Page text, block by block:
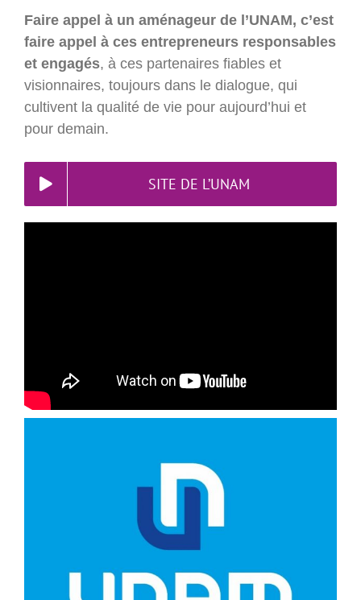
Faire appel à un aménageur de l’UNAM, c’est
faire appel à ces entrepreneurs responsables
et engagés, à ces partenaires fiables et
visionnaires, toujours dans le dialogue, qui
cultivent la qualité de vie pour aujourd’hui et
pour demain.
SITE DE L’UNAM